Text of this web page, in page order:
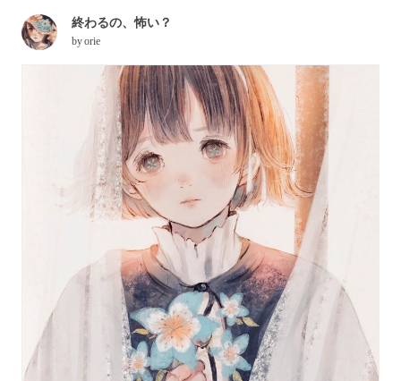
終わるの、怖い？
byorie